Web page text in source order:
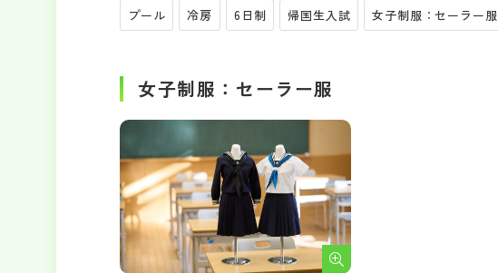
プール 冷房 6日制 帰国生入試 女子制服：セーラー服
女子制服：セーラー服